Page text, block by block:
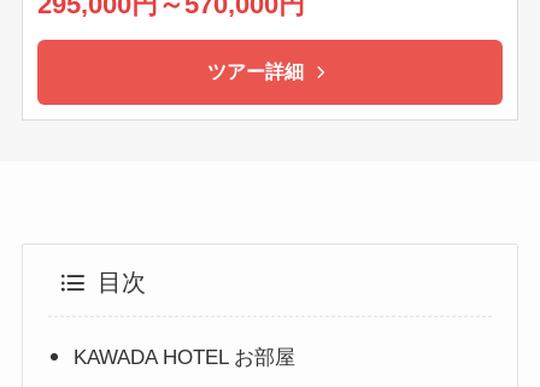
ツアー詳細
目次
KAWADA HOTEL お部屋